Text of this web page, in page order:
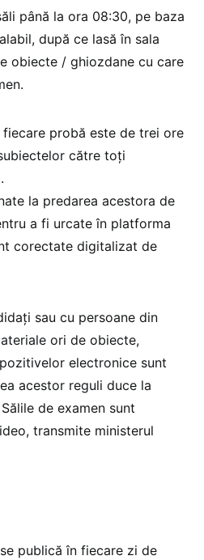
până la ora 08:30, pe baza
după ce lasă în sala
obiecte / ghiozdane cu care
probă este de trei ore
către toți
la predarea acestora de
a fi urcate în platforma
corectate digitalizat de
sau cu persoane din
ori de obiecte,
electronice sunt
acestor reguli duce la
de examen sunt
transmite ministerul
publică în fiecare zi de